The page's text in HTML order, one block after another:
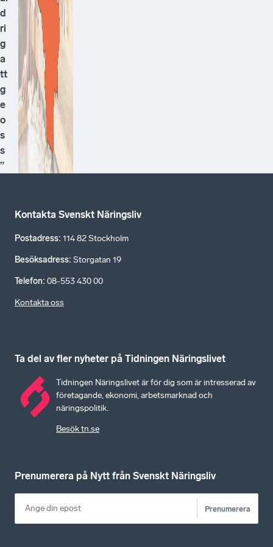
d
ri
g
a
tt
g
e
o
s
s
”
Kontakta Svenskt Näringsliv
Postadress: 114 82 Stockholm
Besöksadress: Storgatan 19
Telefon: 08-553 430 00
Kontakta oss
Ta del av fler nyheter på Tidningen Näringslivet
Tidningen Näringslivet är för dig som är intresserad av
företagande, ekonomi, arbetsmarknad och
näringspolitik.
Besök tn.se
Prenumerera på Nytt från Svenskt Näringsliv
Prenumerera